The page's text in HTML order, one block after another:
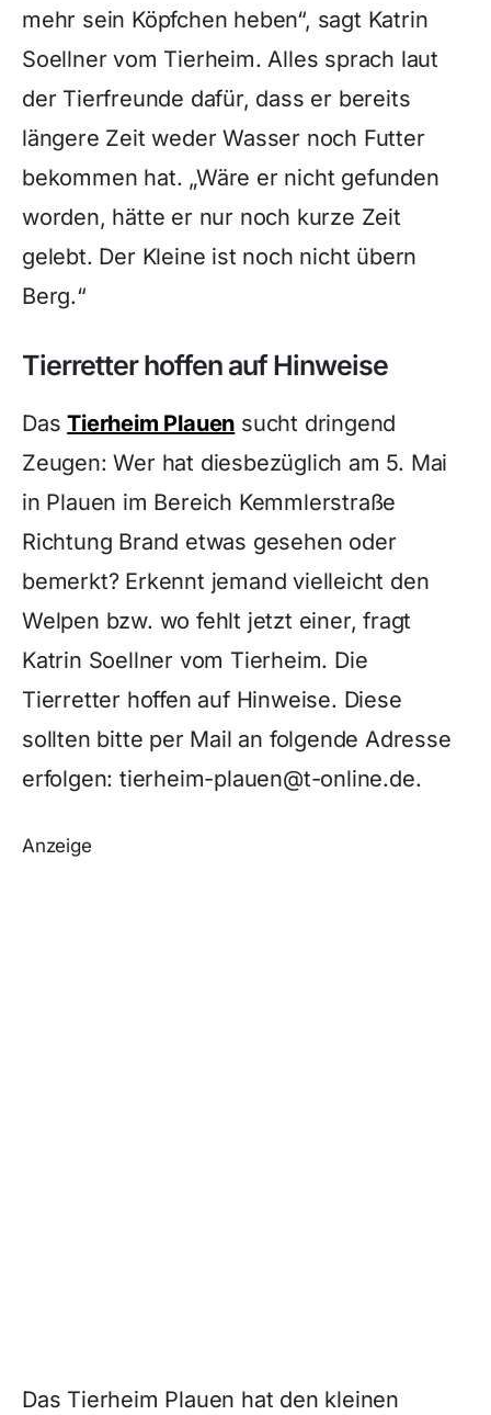
mehr sein Köpfchen heben“, sagt Katrin
Soellner vom Tierheim. Alles sprach laut
der Tierfreunde dafür, dass er bereits
längere Zeit weder Wasser noch Futter
bekommen hat. „Wäre er nicht gefunden
worden, hätte er nur noch kurze Zeit
gelebt. Der Kleine ist noch nicht übern
Berg.“
Tierretter hoffen auf Hinweise
DasTierheim Plauen sucht dringend
Zeugen: Wer hat diesbezüglich am 5. Mai
in Plauen im Bereich Kemmlerstraße
Richtung Brand etwas gesehen oder
bemerkt? Erkennt jemand vielleicht den
Welpen bzw. wo fehlt jetzt einer, fragt
Katrin Soellner vom Tierheim. Die
Tierretter hoffen auf Hinweise. Diese
sollten bitte per Mail an folgende Adresse
erfolgen: tierheim-plauen@t-online.de.
Anzeige
Das Tierheim Plauen hat den kleinen